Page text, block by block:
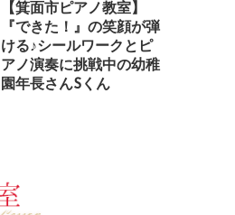
【箕面市ピアノ教室】
『できた！』の笑顔が弾
ける♪シールワークとピ
アノ演奏に挑戦中の幼稚
園年長さんSくん